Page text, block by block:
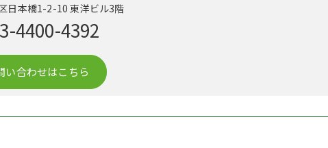
日本橋1-2-10 東洋ビル3階
4400-4392
い合わせはこちら